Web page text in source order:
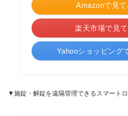
Amazonで見て
楽天市場で見
Yahooショッピング
▼施錠・解錠を遠隔管理できるスマートロ